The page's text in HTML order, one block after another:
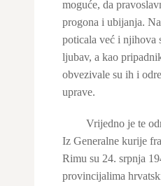
moguće, da
progona i ubijanja.
poticala već i njihova
ljubav, a kao
obvezivale su ih i
uprave.
Vrijedno je te
Iz Generalne kurije
Rimu su 24. srpnja
provincijalima